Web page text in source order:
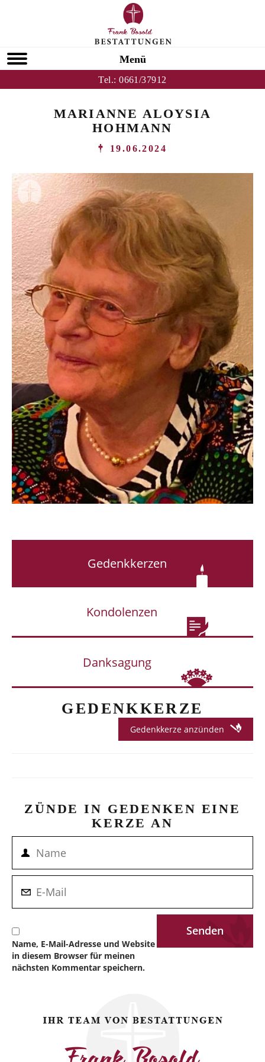
Menü
Tel.:0661/37912
MARIANNE ALOYSIA
HOHMANN
19.06.2024
Gedenkkerzen
Kondolenzen
Danksagung
GEDENKKERZE
Gedenkkerze anzünden
ZÜNDE IN GEDENKEN EINE
KERZE AN
Name, E-Mail-Adresse und Website
in diesem Browser für meinen
nächsten Kommentar speichern.